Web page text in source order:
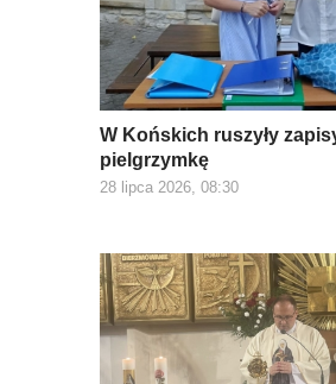
W Końskich ruszyły
pielgrzymkę
28 lipca 2026, 08:30